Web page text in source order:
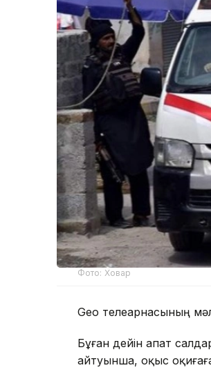
Фото: Ховар
Geo телеарнасының
Бұған дейін апат
айтуынша, оқыс